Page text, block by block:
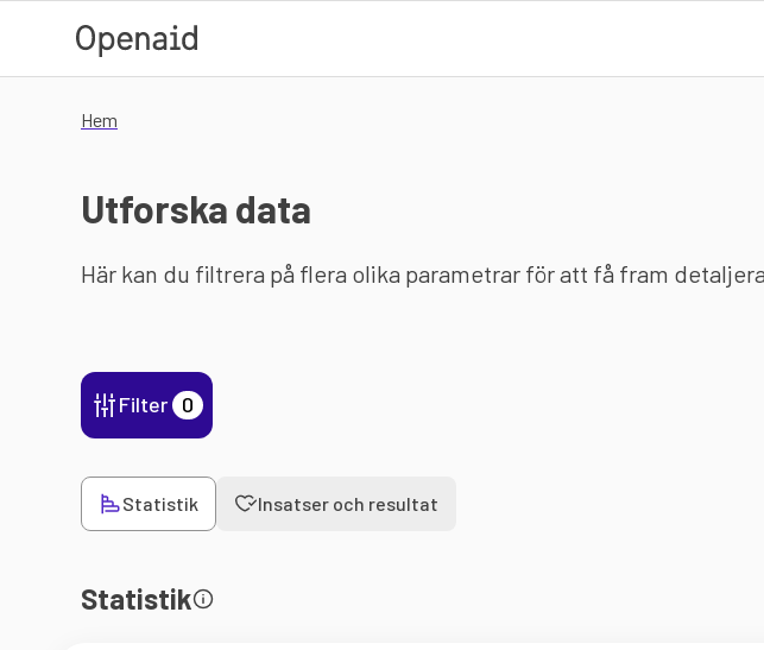
Hem
Utforska data
Här kan du filtrera på flera olika parametrar för att få fram
Filter 0
Statistik Insatser och resultat
Statistik